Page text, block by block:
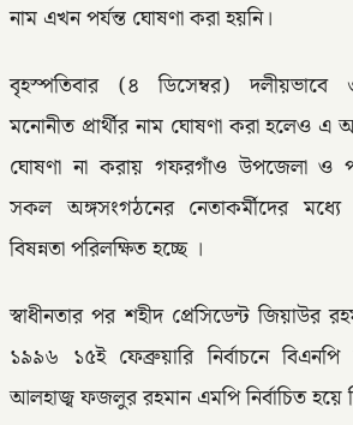
নাম এখন পর্যন্ত ঘোষণা করা হয়নি।
বৃহস্পতিবার (৪ ডিসেম্বর)
মনোনীত প্রার্থীর নাম ঘোষণা করা হলেও এ
ঘোষণা না করায় গফরগাঁও উপজেলা ও
সকল অঙ্গসংগঠনের নেতাকর্মীদের
বিষন্নতা পরিলক্ষিত হচ্ছে ।
স্বাধীনতার পর শহীদ প্রেসিডেন্ট জিয়াউর
১৯৯৬ ১৫ই ফেব্রুয়ারি নির্বাচনে বিএনপি
আলহাজ্ব ফজলুর রহমান এমপি নির্বাচিত হয়ে